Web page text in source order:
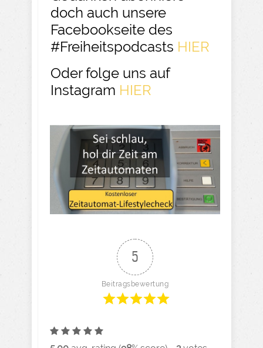
doch auch unsere
Facebookseite des
#Freiheitspodcasts HIER
Oder folge uns auf
Instagram HIER
5
Beitragsbewertung